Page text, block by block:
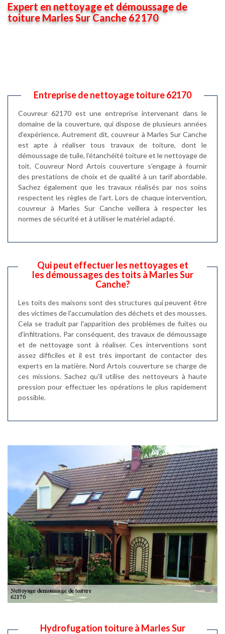
Expert en nettoyage et démoussage de
toiture Marles Sur Canche 62170
Entreprise de nettoyage toiture 62170
Couvreur 62170 est une entreprise intervenant dans le
domaine de la couverture, qui dispose de plusieurs années
d’expérience. Autrement dit, couvreur à Marles Sur Canche
est apte à réaliser tous travaux de toiture, dont le
démoussage de tuile, l’étanchéité toiture et le nettoyage de
toit. Couvreur Nord Artois couverture s’engage à fournir
des prestations de choix et de qualité à un tarif abordable.
Sachez également que les travaux réalisés par nos soins
respectent les règles de l’art. Lors de chaque intervention,
couvreur à Marles Sur Canche veillera à respecter les
normes de sécurité et à utiliser le matériel adapté.
Qui peut effectuer les nettoyages et
les démoussages des toits à Marles Sur
Canche?
Les toits des maisons sont des structures qui peuvent être
des victimes de l'accumulation des déchets et des mousses.
Cela se traduit par l'apparition des problèmes de fuites ou
d'infiltrations. Par conséquent, des travaux de démoussage
et de nettoyage sont à réaliser. Ces interventions sont
assez difficiles et il est très important de contacter des
experts en la matière. Nord Artois couverture se charge de
ces missions. Sachez qu'il utilise des nettoyeurs à haute
pression pour effectuer les opérations le plus rapidement
possible.
Hydrofugation toiture à Marles Sur